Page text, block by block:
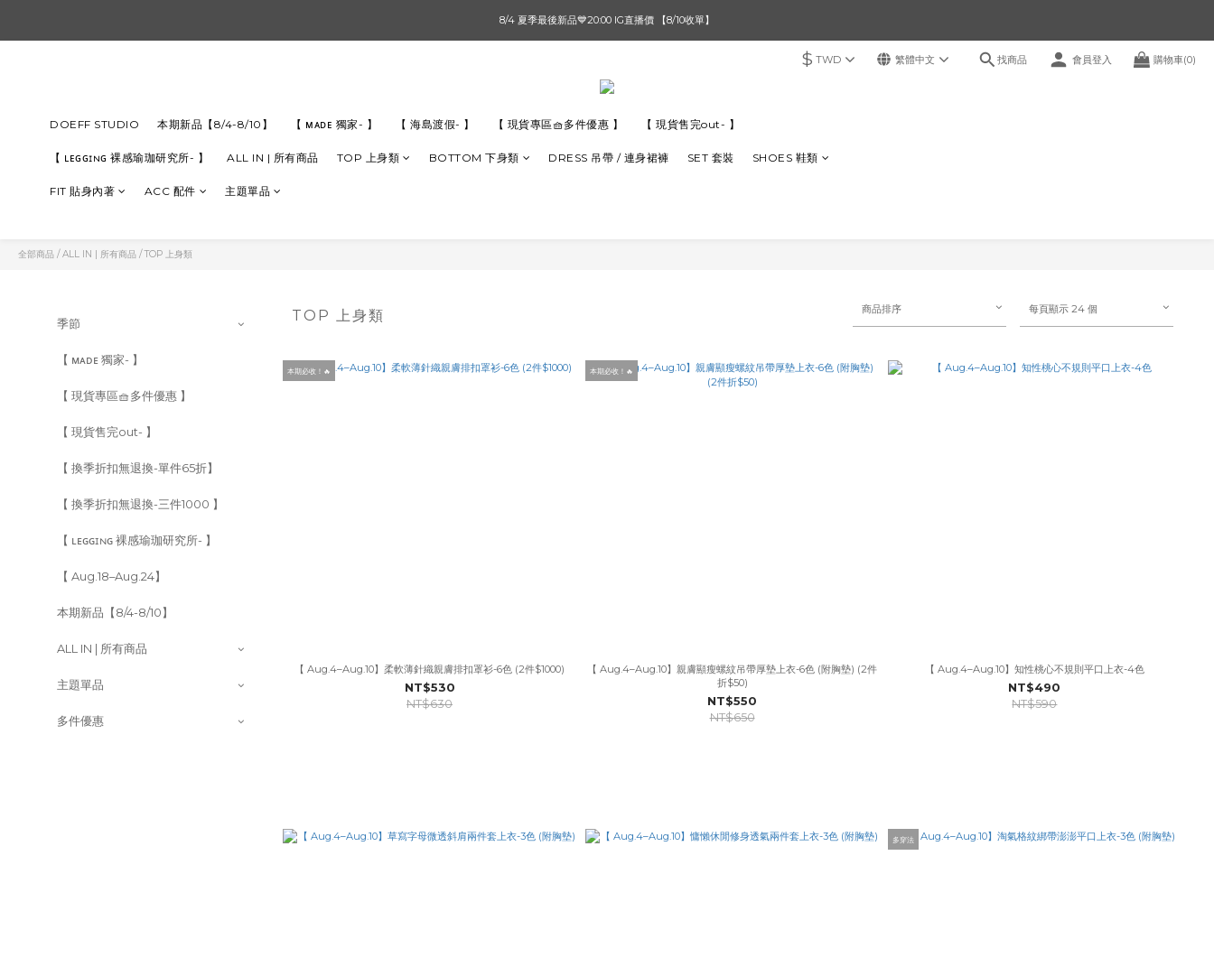
單筆滿$1000【先付款】 / 滿$2000【超取付款】 🚚免運費
單筆滿$1000【先付款】 / 滿$2000【超取付款】 🚚免運費
$ TWD 繁體中文 找商品 會員登入 購物車(0)
DOEFF STUDIO 本期新品【8/4-8/10】 【 ᴍᴀᴅᴇ 獨家- 】 【 海島渡假- 】 【 現貨專區🧺多件優惠 】 【 現貨售完out- 】
【 ʟᴇɢɢɪɴɢ 裸感瑜珈研究所- 】 ALL IN | 所有商品 TOP 上身類 BOTTOM 下身類 DRESS 吊帶 / 連身裙褲 SET 套裝 SHOES 鞋類
FIT 貼身內著 ACC 配件 主題單品
全部商品 / ALL IN | 所有商品 /TOP 上身類
季節
【 ᴍᴀᴅᴇ 獨家- 】
【 現貨專區🧺多件優惠 】
【 現貨售完out- 】
【 換季折扣無退換-單件65折】
【 換季折扣無退換-三件1000 】
【 ʟᴇɢɢɪɴɢ 裸感瑜珈研究所- 】
【 Aug.18–Aug.24】
本期新品【8/4-8/10】
ALL IN | 所有商品
主題單品
多件優惠
TOP 上身類 商品排序 每頁顯示 24 個
本期必收！🔥
【 Aug.4–Aug.10】柔軟薄針織親膚排扣罩衫-6色 (2件$1000)
NT$530
NT$630
本期必收！🔥
【 Aug.4–Aug.10】親膚顯瘦螺紋吊帶厚墊上衣-6色 (附胸墊) (2件
折$50)
NT$550
NT$650
【 Aug.4–Aug.10】知性桃心不規則平口上衣-4色
NT$490
NT$590
多穿法